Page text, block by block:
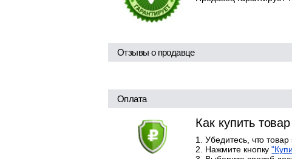
Отзывы о продавце
Оплата
Как купить
Убедитесь, что
Нажмите кнопку